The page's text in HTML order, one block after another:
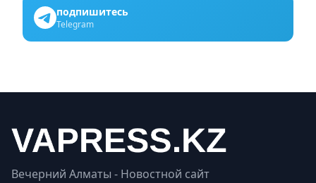
подпишитесь
Telegram
Вечерний Алматы - Новостной сайт